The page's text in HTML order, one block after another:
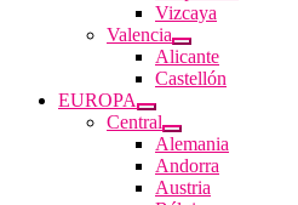
Vizcaya
Valencia
Alicante
Castellón
EUROPA
Central
Alemania
Andorra
Austria